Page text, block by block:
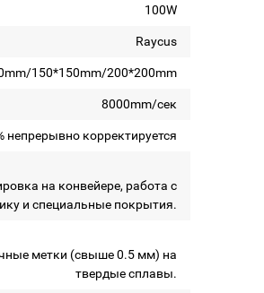
100W
Raycus
150*150mm/200*200mm
8000mm/сек
непрерывно корректируется
на конвейере, работа с
и специальные покрытия.
метки (свыше 0.5 мм) на
твердые сплавы.